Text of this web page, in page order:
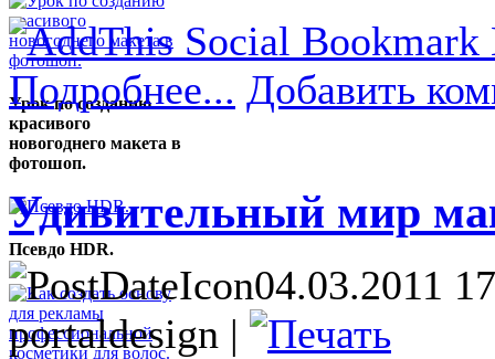
Урок по созданию
красивого
новогоднего макета в
фотошоп.
Псевдо HDR.
Подробнее... Добавить
Удивительный мир
04.03.2011
portaldesign |